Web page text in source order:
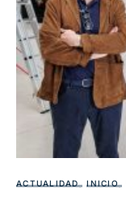
ACTUALIDAD INICIO